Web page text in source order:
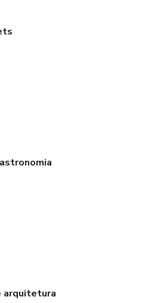
arquitetura